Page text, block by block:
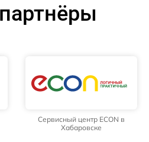
Сервисный центр ECON в
Хабаровске